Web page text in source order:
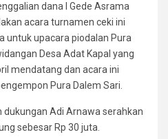
dana I Gede Asrama
acara turnamen ceki ini
untuk upacara piodalan Pura
Desa Adat Kapal yang
mendatang dan acara ini
Pura Dalem Sari.
Adi Arnawa serahkan
sebesar Rp 30 juta.